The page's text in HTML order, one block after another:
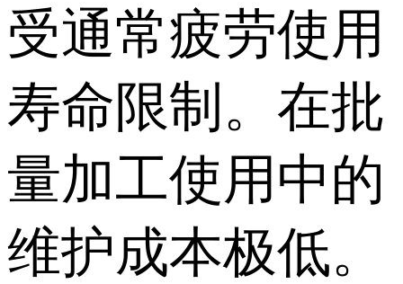
受通常疲劳使用
寿命限制。在批
量加工使用中的
维护成本极低。